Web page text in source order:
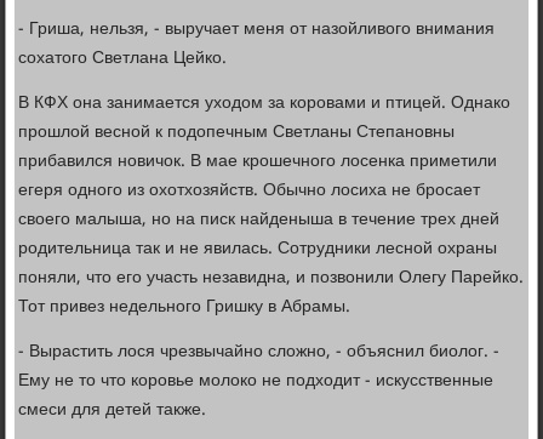
- Гриша, нельзя, - выручает меня от назойливого внимания
сохатого Светлана Цейко.
В КФХ она занимается уходом за коровами и птицей. Однако
прошлой весной к подопечным Светланы Степановны
прибавился новичок. В мае крошечного лосенка приметили
егеря одного из охотхозяйств. Обычно лосиха не бросает
своего малыша, но на писк найденыша в течение трех дней
родительница так и не явилась. Сотрудники лесной охраны
поняли, что его участь незавидна, и позвонили Олегу Парейко.
Тот привез недельного Гришку в Абрамы.
- Вырастить лося чрезвычайно сложно, - объяснил биолог. -
Ему не то что коровье молоко не подходит - искусственные
смеси для детей также.